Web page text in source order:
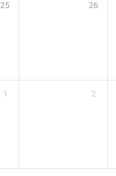
25 26
1 2